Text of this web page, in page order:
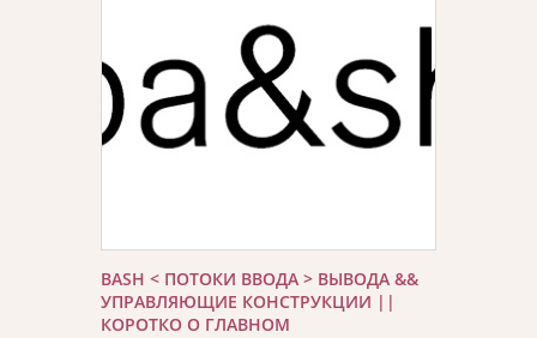
BASH < ПОТОКИ ВВОДА > ВЫВОДА &&
УПРАВЛЯЮЩИЕ КОНСТРУКЦИИ ||
КОРОТКО О ГЛАВНОМ